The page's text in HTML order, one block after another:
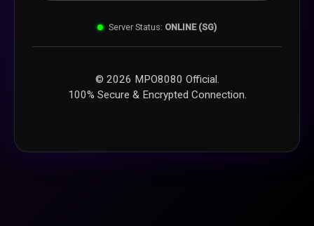
Server Status: ONLINE (SG)
© 2026 MPO8080 Official.
100% Secure & Encrypted Connection.